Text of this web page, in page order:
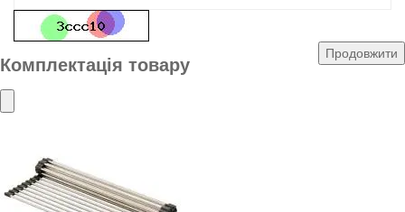
Продовжити
Комплектація товару